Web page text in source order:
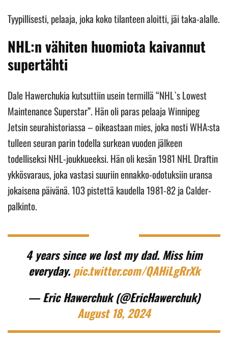
Tyypillisesti, pelaaja, joka koko tilanteen aloitti, jäi taka-alalle.
NHL:n vähiten huomiota kaivannut
supertähti
Dale Hawerchukia kutsuttiin usein termillä “NHL`s Lowest
Maintenance Superstar”. Hän oli paras pelaaja Winnipeg
Jetsin seurahistoriassa – oikeastaan mies, joka nosti WHA:sta
tulleen seuran parin todella surkean vuoden jälkeen
todelliseksi NHL-joukkueeksi. Hän oli kesän 1981 NHL Draftin
ykkösvaraus, joka vastasi suuriin ennakko-odotuksiin uransa
jokaisena päivänä. 103 pistettä kaudella 1981-82 ja Calder-
palkinto.
4 years since we lost my dad. Miss him
everyday. pic.twitter.com/QAHiLgRrXk
— Eric Hawerchuk (@EricHawerchuk)
August 18, 2024